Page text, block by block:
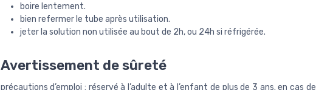
boire lentement.
bien refermer le tube après utilisation.
jeter la solution non utilisée au bout de 2h, ou 24h si réfrigérée.
Avertissement de sûreté
précautions d’emploi : réservé à l’adulte et à l’enfant de plus de 3 ans. en cas